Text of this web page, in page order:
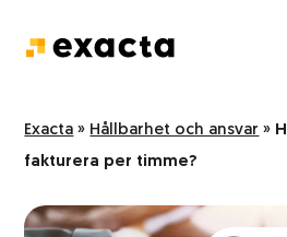
Exacta » Hållbarhet och ansvar »
fakturera per timme?